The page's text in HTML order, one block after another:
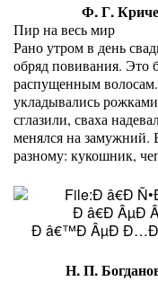
Ф. Г.
Пир на весь мир
Рано утром в день
обряд повивания. Это
распущенным
укладывались
сглазили, сваха
менялся на замужний.
разному: кукошник,
Н. П.